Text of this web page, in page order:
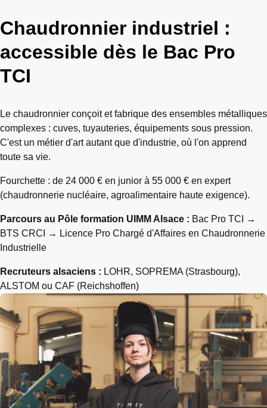
Chaudronnier industriel :
accessible dès le Bac Pro
TCI
Le chaudronnier conçoit et fabrique des ensembles métalliques
complexes : cuves, tuyauteries, équipements sous pression.
C'est un métier d'art autant que d'industrie, où l'on apprend
toute sa vie.
Fourchette : de 24 000 € en junior à 55 000 € en expert
(chaudronnerie nucléaire, agroalimentaire haute exigence).
Parcours au Pôle formation UIMM Alsace : Bac Pro TCI →
BTS CRCI → Licence Pro Chargé d'Affaires en Chaudronnerie
Industrielle
Recruteurs alsaciens : LOHR, SOPREMA (Strasbourg),
ALSTOM ou CAF (Reichshoffen)